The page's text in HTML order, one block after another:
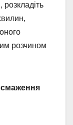
розкладіть
розчином
смаження